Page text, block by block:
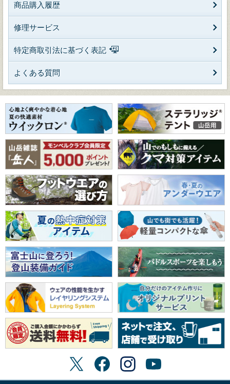
商品購入履歴
修理サービス
特定商取引法に基づく表記
よくある質問